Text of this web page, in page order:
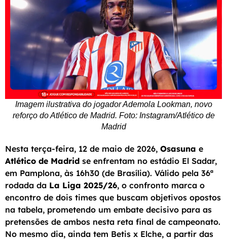
Imagem ilustrativa do jogador Ademola Lookman, novo
reforço do Atlético de Madrid. Foto: Instagram/Atlético de
Madrid
Nesta terça-feira, 12 de maio de 2026, Osasuna e
Atlético de Madrid se enfrentam no estádio El Sadar,
em Pamplona, às 16h30 (de Brasília). Válido pela 36ª
rodada da La Liga 2025/26, o confronto marca o
encontro de dois times que buscam objetivos opostos
na tabela, prometendo um embate decisivo para as
pretensões de ambos nesta reta final de campeonato.
No mesmo dia, ainda tem Betis x Elche, a partir das